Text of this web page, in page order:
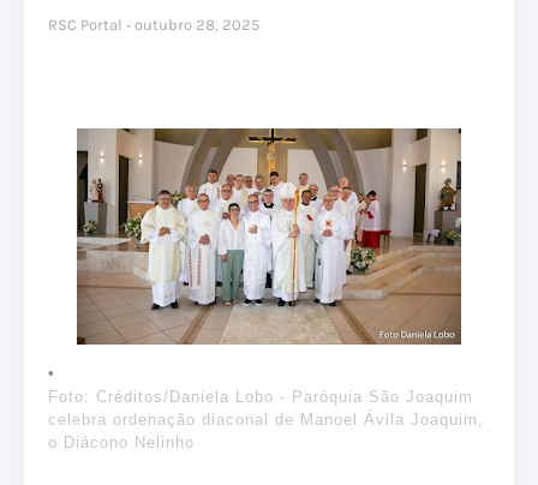
RSC Portal outubro 28, 2025
Foto: Créditos/Daniela Lobo - Paróquia São Joaquim
celebra ordenação diaconal de Manoel Ávila Joaquim,
o Diácono Nelinho